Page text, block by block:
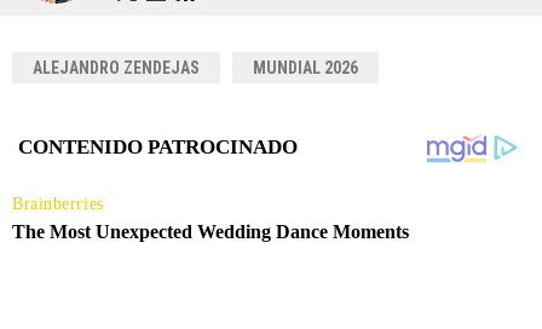
ALEJANDRO ZENDEJAS MUNDIAL 2026